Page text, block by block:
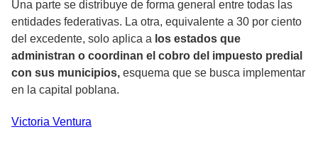
Una parte se distribuye de forma general entre todas las
entidades federativas. La otra, equivalente a 30 por ciento
del excedente, solo aplica a los estados que
administran o coordinan el cobro del impuesto predial
con sus municipios, esquema que se busca implementar
en la capital poblana.
Victoria Ventura